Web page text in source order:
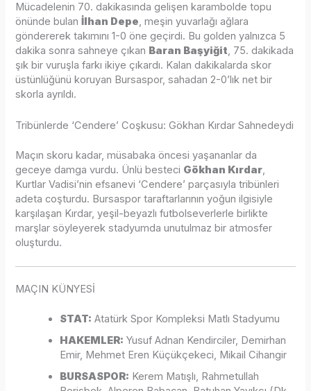
Mücadelenin 70. dakikasında gelişen karambolde topu
önünde bulan İlhan Depe, meşin yuvarlağı ağlara
göndererek takımını 1-0 öne geçirdi. Bu golden yalnızca 5
dakika sonra sahneye çıkan Baran Başyiğit, 75. dakikada
şık bir vuruşla farkı ikiye çıkardı. Kalan dakikalarda skor
üstünlüğünü koruyan Bursaspor, sahadan 2-0’lık net bir
skorla ayrıldı.
Tribünlerde ‘Cendere’ Coşkusu: Gökhan Kırdar Sahnedeydi
Maçın skoru kadar, müsabaka öncesi yaşananlar da
geceye damga vurdu. Ünlü besteci Gökhan Kırdar,
Kurtlar Vadisi’nin efsanevi ‘Cendere’ parçasıyla tribünleri
adeta coşturdu. Bursaspor taraftarlarının yoğun ilgisiyle
karşılaşan Kırdar, yeşil-beyazlı futbolseverlerle birlikte
marşlar söyleyerek stadyumda unutulmaz bir atmosfer
oluşturdu.
MAÇIN KÜNYESİ
STAT: Atatürk Spor Kompleksi Matlı Stadyumu
HAKEMLER: Yusuf Adnan Kendirciler, Demirhan
Emir, Mehmet Eren Küçükçekeci, Mikail Cihangir
BURSASPOR: Kerem Matışlı, Rahmetullah